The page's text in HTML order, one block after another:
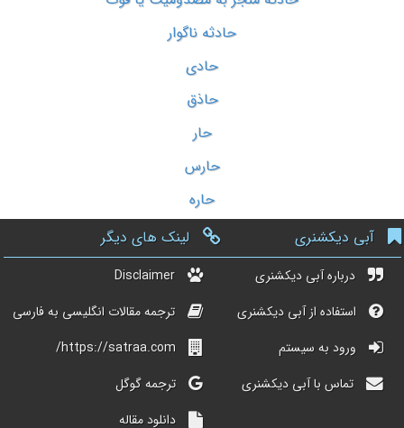
حادثه ناگوار
حادی
حاذق
حار
حارس
حاره
آبی دیکشنری
درباره آبی دیکشنری
استفاده از آبی دیکشنری
ورود به سیستم
تماس با آبی دیکشنری
لینک های دیگر
Disclaimer
ترجمه مقالات انگلیسی به فارسی
https://satraa.com/
ترجمه گوگل
دانلود مقاله